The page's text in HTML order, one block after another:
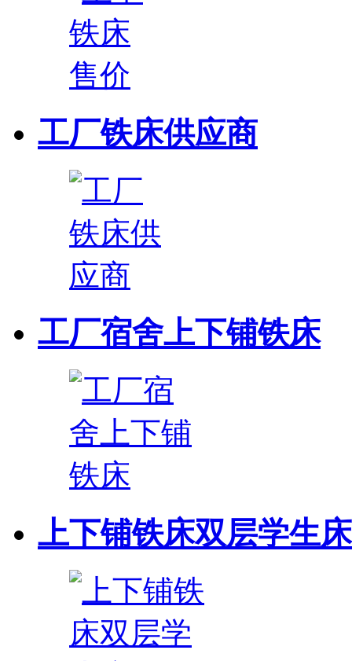
工厂铁床供应商
工厂宿舍上下铺铁床
上下铺铁床双层学生床